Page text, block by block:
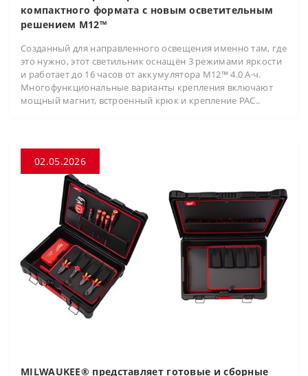
компактного формата с новым осветительным
решением M12™
Созданный для направленного освещения именно там, где
это нужно, этот светильник оснащён 3 режимами яркости
и работает до 16 часов от аккумулятора M12™ 4.0 А·ч.
Многофункциональные варианты крепления включают
мощный магнит, встроенный крюк и крепление PAC..
02.05.2026
MILWAUKEE® представляет готовые и сборные